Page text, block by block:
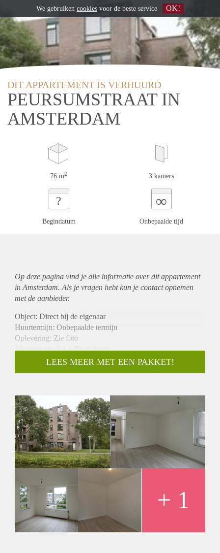
DIT APPARTEMENT IS VERHUURD
PEURSUMSTRAAT IN
AMSTERDAM
76 m2 3 kamers
?
Begindatum
∞
Onbepaalde tijd
Op deze pagina vind je alle informatie over ditappartement
in Amsterdam. Als je vragen hebt kun je contact opnemen
met de aanbieder.
Object: Direct bij de eigenaar
Huurtermijn: Onbepaalde termijn
Oplevering: Zie foto
Inkomen eis: 3,1 x Bruto huur
Garantiestelling mogelijk: Ja
Borg: 1 Maand
Huisdieren toegestaan: Afhankelijk van de Eigenaar
Huurtoeslag grens: Nee
Geschikt voor studenten: Afhankelijk van de Eigenaar
LEES MEER MET EEN PAKKET!
+ 1
We gebruiken cookies voor de beste service OK!